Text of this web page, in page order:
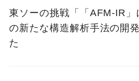
東ソーの挑戦「「AFM-IR」
の新たな構造解析手法の開
た